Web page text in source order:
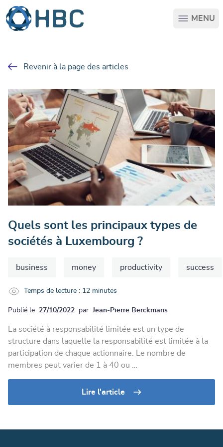
Passer au contenu principal
MENU
Revenir à la page des articles
Quels sont les principaux types de
sociétés à Luxembourg ?
business money productivity success
Temps de lecture : 12 minutes
Publié le 27/10/2022 par Jean-Pierre Berckmans
La société à responsabilité limitée est un type de
structure dans laquelle la responsabilité est limitée à la
participation de chaque actionnaire. Le nombre de
membres peut varier de 1 à 40 ou …
Lire l'article